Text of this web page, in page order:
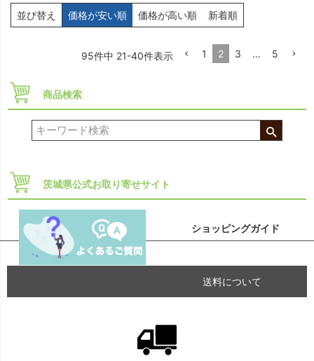
並び替え 価格が安い順 価格が高い順 新着順
95件中 21-40件表示 1 2 3 … 5
商品検索
茨城県公式お取り寄せサイト
ショッピングガイド
送料について